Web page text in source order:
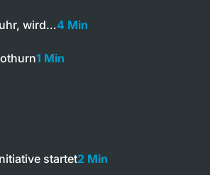
wird…4 Min
1 Min
startet2 Min